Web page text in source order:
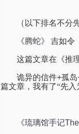
（以下排名不分
《腾蛇》 吉如令
这篇文章在《推
诡异的信件+孤岛
篇文章，我有了“先
《琉璃馆手记